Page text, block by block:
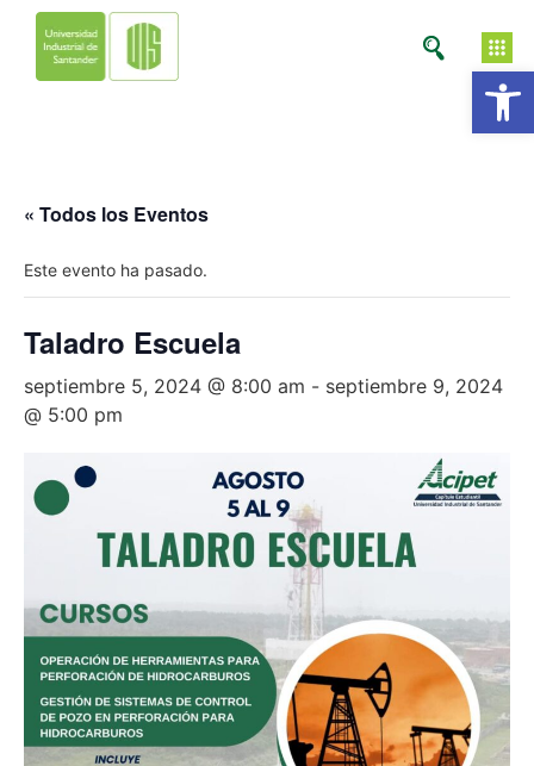
« Todos los Eventos
Este evento ha pasado.
Taladro Escuela
septiembre 5, 2024 @ 8:00 am - septiembre 9, 2024
@ 5:00 pm